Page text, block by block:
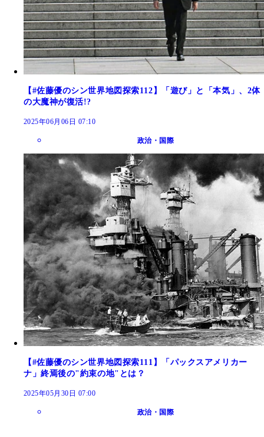
【#佐藤優のシン世界地図探索112】「遊び」と「本気」、2体
の大魔神が復活!?
2025年06月06日 07:10
政治・国際
【#佐藤優のシン世界地図探索111】「パックスアメリカー
ナ」終焉後の"約束の地"とは？
2025年05月30日 07:00
政治・国際